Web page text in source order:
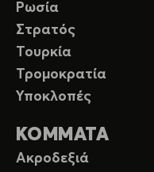
Ρωσία
Στρατός
Τουρκία
Τρομοκρατία
Υποκλοπές
ΚΟΜΜΑΤΑ
Ακροδεξιά